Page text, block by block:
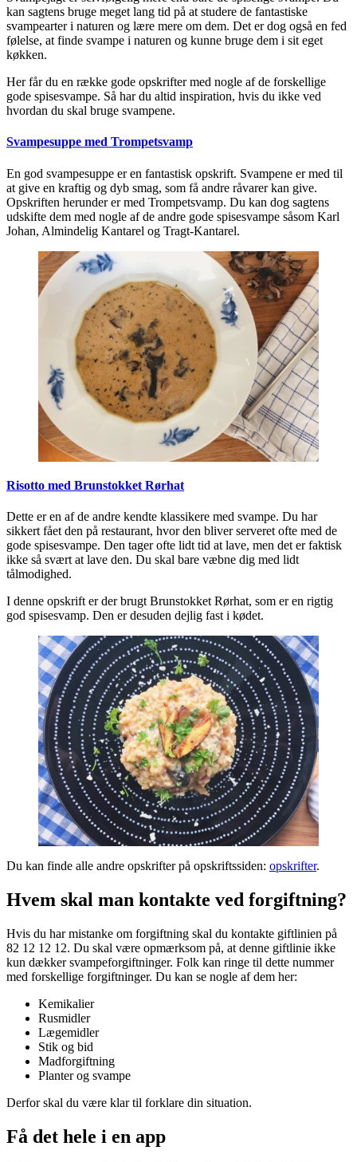
kan sagtens bruge meget lang tid på at studere de fantastiske
svampearter i naturen og lære mere om dem. Det er dog også en fed
følelse, at finde svampe i naturen og kunne bruge dem i sit eget
køkken.
Her får du en række gode opskrifter med nogle af de forskellige
gode spisesvampe. Så har du altid inspiration, hvis du ikke ved
hvordan du skal bruge svampene.
Svampesuppe med Trompetsvamp
En god svampesuppe er en fantastisk opskrift. Svampene er med til
at give en kraftig og dyb smag, som få andre råvarer kan give.
Opskriften herunder er med Trompetsvamp. Du kan dog sagtens
udskifte dem med nogle af de andre gode spisesvampe såsom Karl
Johan, Almindelig Kantarel og Tragt-Kantarel.
Risotto med Brunstokket Rørhat
Dette er en af de andre kendte klassikere med svampe. Du har
sikkert fået den på restaurant, hvor den bliver serveret ofte med de
gode spisesvampe. Den tager ofte lidt tid at lave, men det er faktisk
ikke så svært at lave den. Du skal bare væbne dig med lidt
tålmodighed.
I denne opskrift er der brugt Brunstokket Rørhat, som er en rigtig
god spisesvamp. Den er desuden dejlig fast i kødet.
Du kan finde alle andre opskrifter på opskriftssiden: opskrifter.
Hvem skal man kontakte ved forgiftning?
Hvis du har mistanke om forgiftning skal du kontakte giftlinien på
82 12 12 12. Du skal være opmærksom på, at denne giftlinie ikke
kun dækker svampeforgiftninger. Folk kan ringe til dette nummer
med forskellige forgiftninger. Du kan se nogle af dem her:
Kemikalier
Rusmidler
Lægemidler
Stik og bid
Madforgiftning
Planter og svampe
Derfor skal du være klar til forklare din situation.
Få det hele i en app